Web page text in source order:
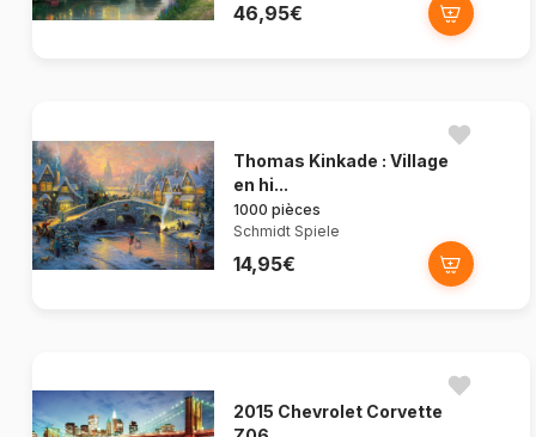
46,95€
Thomas Kinkade : Village
en hi...
1000 pièces
Schmidt Spiele
14,95€
2015 Chevrolet Corvette